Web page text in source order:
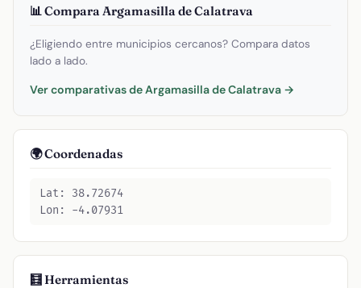
📊 Compara Argamasilla de Calatrava
¿Eligiendo entre municipios cercanos? Compara datos
lado a lado.
Ver comparativas de Argamasilla de Calatrava →
🌍 Coordenadas
Lat: 38.72674
Lon: -4.07931
🧮 Herramientas